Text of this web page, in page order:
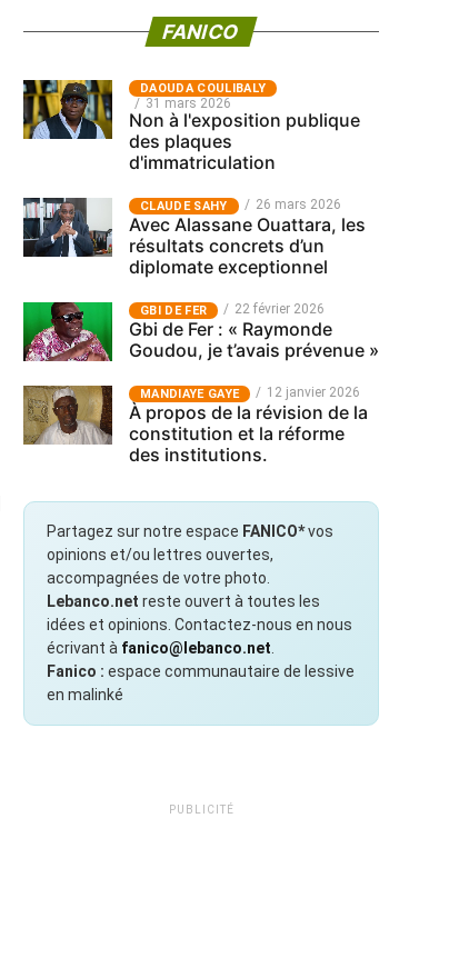
FANICO
‎DAOUDA COULIBALY
31 mars 2026
Non à l'exposition publique
des plaques
d'immatriculation
CLAUDE SAHY 26 mars 2026
Avec Alassane Ouattara, les
résultats concrets d’un
diplomate exceptionnel
GBI DE FER 22 février 2026
Gbi de Fer : « Raymonde
Goudou, je t’avais prévenue »
MANDIAYE GAYE 12 janvier 2026
À propos de la révision de la
constitution et la réforme
des institutions.
Partagez sur notre espace FANICO*vos
opinions et/ou lettres ouvertes,
accompagnées de votre photo.
Lebanco.net reste ouvert à toutes les
idées et opinions. Contactez-nous en nous
écrivant à fanico@lebanco.net
Fanico : espace communautaire de lessive
en malinké
PUBLICITÉ